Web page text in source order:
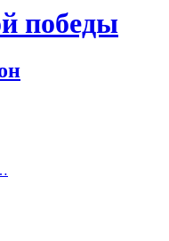
победы